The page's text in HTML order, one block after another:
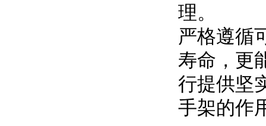
理。
严格遵循
寿命，更
行提供坚
手架的作